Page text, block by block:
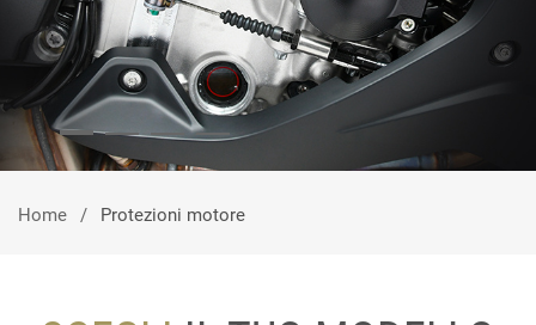
Home Protezioni motore